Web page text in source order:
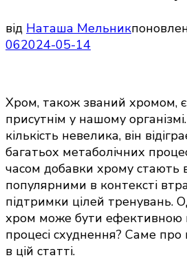
від Наташа Мельник
062024-05-14
Хром, також званий хромом,
присутнім у нашому
кількість невелика, він
багатьох метаболічних
часом добавки хрому стають
популярними в контексті
підтримки цілей тренувань.
хром може бути ефективною
процесі схуднення? Саме
в цій статті.